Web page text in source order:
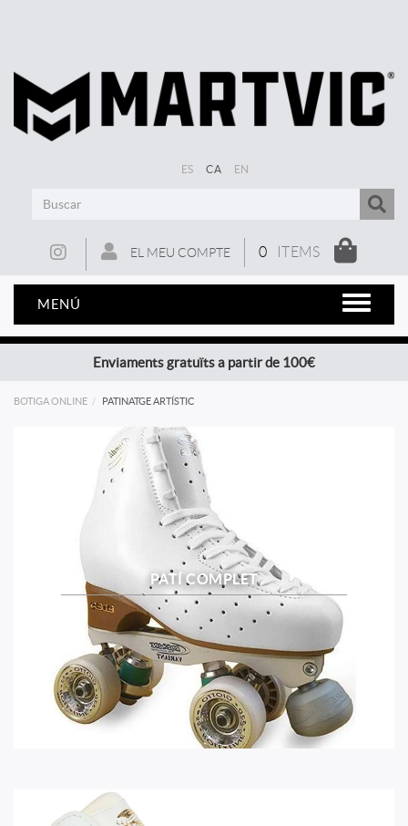
ES CA EN
0 ITEMS
EL MEU COMPTE
MENÚ
Enviaments gratuïts a partir de 100€
BOTIGA ONLINE PATINATGE ARTÍSTIC
PATÍ COMPLET